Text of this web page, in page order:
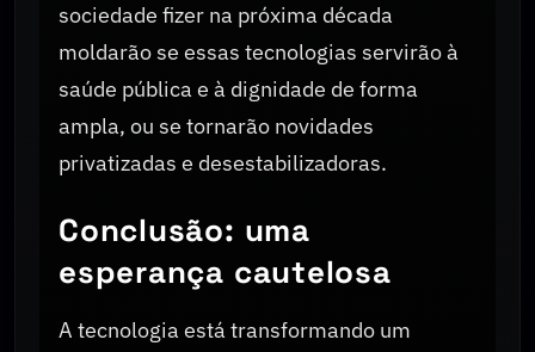
sociedade fizer na próxima década
moldarão se essas tecnologias servirão à
saúde pública e à dignidade de forma
ampla, ou se tornarão novidades
privatizadas e desestabilizadoras.
Conclusão: uma
esperança cautelosa
A tecnologia está transformando um